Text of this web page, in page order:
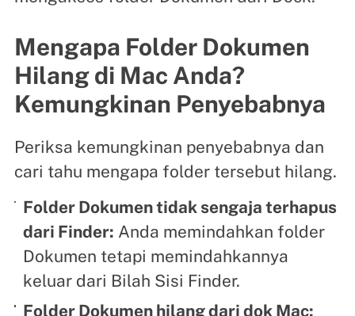
Mengapa Folder Dokumen
Hilang di Mac Anda?
Kemungkinan Penyebabnya
Periksa kemungkinan penyebabnya dan
cari tahu mengapa folder tersebut hilang.
Folder Dokumen tidak sengaja terhapus
dari Finder: Anda memindahkan folder
Dokumen tetapi memindahkannya
keluar dari Bilah Sisi Finder.
Folder Dokumen hilang dari dok Mac: